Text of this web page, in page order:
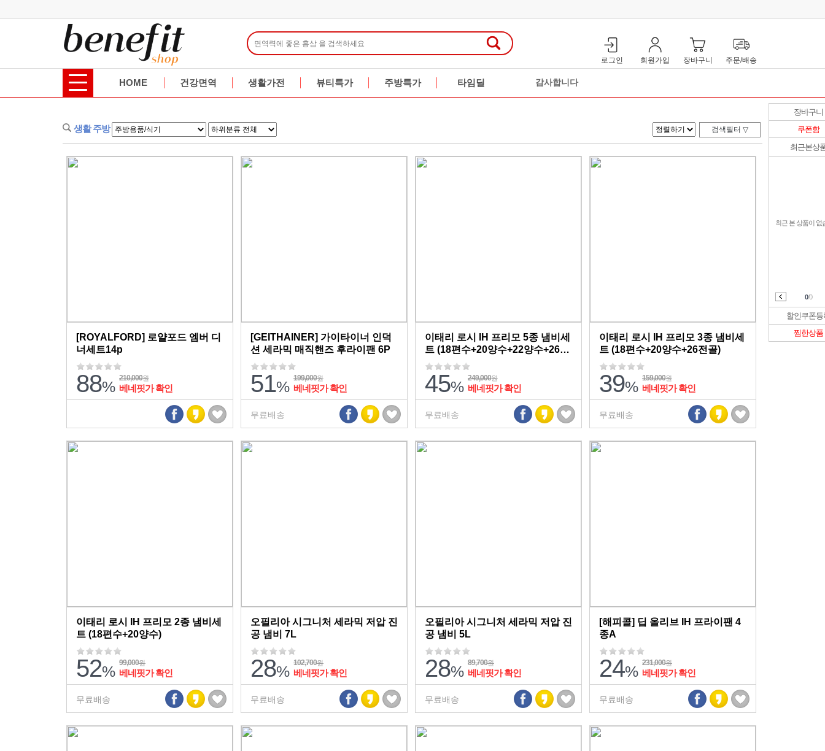
로그인 회원가입 장바구니 주문/배송
HOME 건강면역 생활가전 뷰티특가 주방특가 타임딜 감사합니다
장바구니
쿠폰함
최근본상
최근 본 상품이 없
0/0
할인쿠폰등
찜한상품
생활 주방
[ROYALFORD] 로얄포드 엠버 디
너세트14p
88% 210,000원
베네핏가 확인
[GEITHAINER] 가이타이너 인덕
션 세라믹 매직핸즈 후라이팬 6P
51% 199,000원
베네핏가 확인
무료배송
이태리 로시 IH 프리모 5종 냄비세
트 (18편수+20양수+22양수+26전
골+26곰솥)
45% 249,000원
베네핏가 확인
무료배송
이태리 로시 IH 프리모 3종 냄비세
트 (18편수+20양수+26전골)
39% 159,000원
베네핏가 확인
무료배송
이태리 로시 IH 프리모 2종 냄비세
트 (18편수+20양수)
52% 99,000원
베네핏가 확인
무료배송
오필리아 시그니처 세라믹 저압 진
공 냄비 7L
28% 102,700원
베네핏가 확인
무료배송
오필리아 시그니처 세라믹 저압 진
공 냄비 5L
28% 89,700원
베네핏가 확인
무료배송
[해피콜] 딥 올리브 IH 프라이팬 4
종A
24% 231,000원
베네핏가 확인
무료배송